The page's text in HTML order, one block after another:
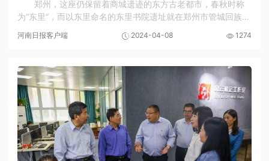
郑州，这座仍保留着商城遗迹的东方古老都市，春秋时称
为“东里”，而以东里命名的东里书院遗址就在郑州市管城回族区
到明朝。 20世纪九十年代的书院街 书院...
河南日报客户端 2024-04-08 1274